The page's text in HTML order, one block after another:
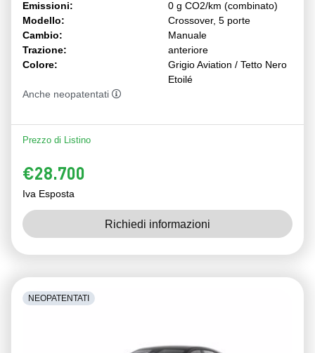
Emissioni:
0 g CO2/km (combinato)
Modello:
Crossover, 5 porte
Cambio:
Manuale
Trazione:
anteriore
Colore:
Grigio Aviation / Tetto Nero
Etoilé
Anche neopatentati
Prezzo di Listino
€28.700
Iva Esposta
Richiedi informazioni
NEOPATENTATI